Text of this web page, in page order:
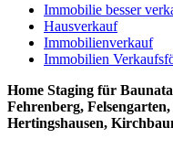
Immobilie besser
Hausverkauf
Immobilienverkauf
Immobilien
Home Staging für
Fehrenberg,
Hertingshausen,